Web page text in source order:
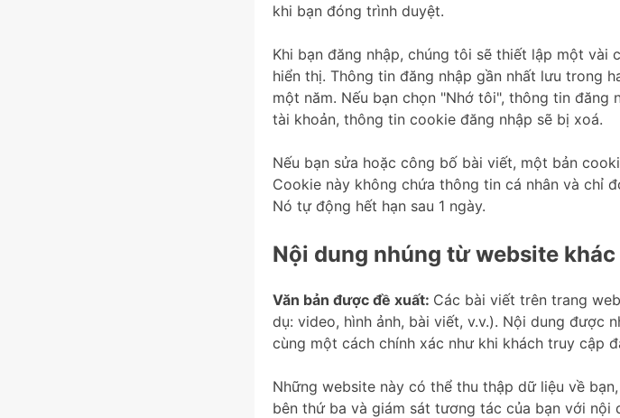
khi bạn đóng trình duyệt.
Khi bạn đăng nhập, chúng tôi sẽ thiết lập một
hiển thị. Thông tin đăng nhập gần nhất lưu trong
một năm. Nếu bạn chọn "Nhớ tôi", thông tin
tài khoản, thông tin cookie đăng nhập sẽ bị xoá.
Nếu bạn sửa hoặc công bố bài viết, một bản
Cookie này không chứa thông tin cá nhân và chỉ
Nó tự động hết hạn sau 1 ngày.
Nội dung nhúng từ website khác
Văn bản được đề xuất: Các bài viết trên trang
dụ: video, hình ảnh, bài viết, v.v.). Nội dung được
cùng một cách chính xác như khi khách truy cập
Những website này có thể thu thập dữ liệu về
bên thứ ba và giám sát tương tác của bạn với